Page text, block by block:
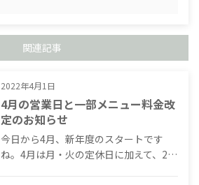
関連記事
2022年4月1日
4月の営業日と一部メニュー料金改
定のお知らせ
今日から4月、新年度のスタートです
ね。4月は月・火の定休日に加えて、2…